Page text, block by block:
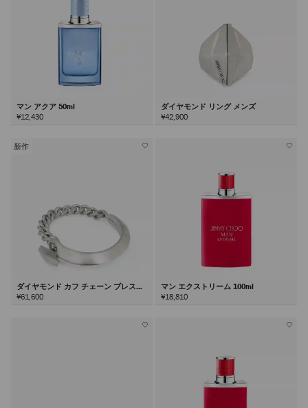
マン アクア 50ml
¥12,430
ダイヤモンド リング メンズ
¥42,900
新作
ダイヤモンド カフ チェーン ブレスレ
ット
¥61,600
マン エクストリーム 100ml
¥18,810